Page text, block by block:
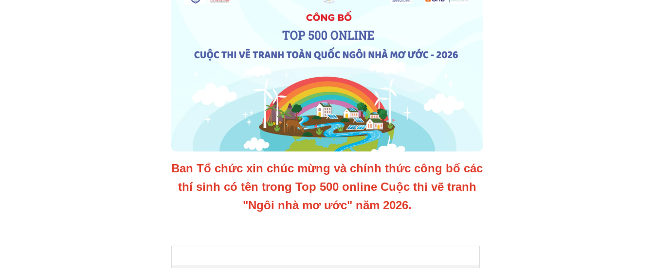
Ban Tổ chức xin chúc mừng và chính thức công bố các
thí sinh có tên trong Top 500 onlineCuộc thi vẽ tranh
"Ngôi nhà mơ ước" năm 2026.